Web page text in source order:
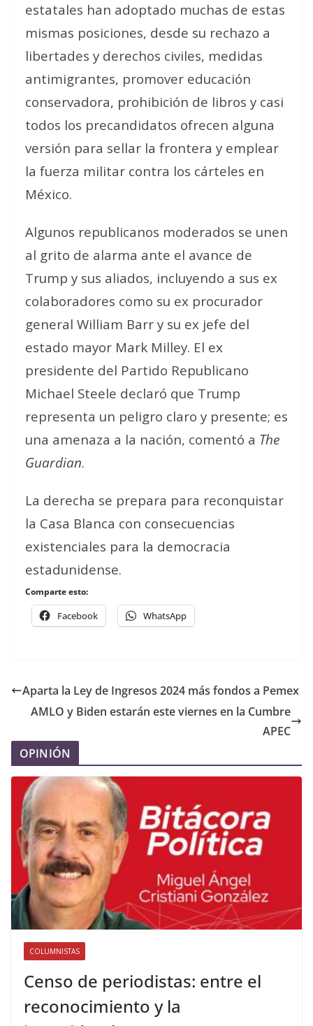
estatales han adoptado muchas de estas
mismas posiciones, desde su rechazo a
libertades y derechos civiles, medidas
antimigrantes, promover educación
conservadora, prohibición de libros y casi
todos los precandidatos ofrecen alguna
versión para sellar la frontera y emplear
la fuerza militar contra los cárteles en
México.
Algunos republicanos moderados se unen
al grito de alarma ante el avance de
Trump y sus aliados, incluyendo a sus ex
colaboradores como su ex procurador
general William Barr y su ex jefe del
estado mayor Mark Milley. El ex
presidente del Partido Republicano
Michael Steele declaró que Trump
representa un peligro claro y presente; es
una amenaza a la nación, comentó a The
Guardian.
La derecha se prepara para reconquistar
la Casa Blanca con consecuencias
existenciales para la democracia
estadunidense.
Comparte esto:
Facebook WhatsApp
Aparta la Ley de Ingresos 2024 más fondos a Pemex
AMLO y Biden estarán este viernes en la Cumbre
APEC
OPINIÓN
COLUMNISTAS
Censo de periodistas: entre el
reconocimiento y la